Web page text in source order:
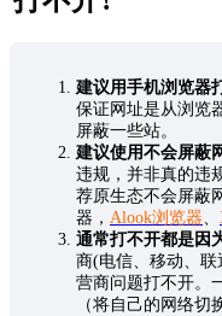
建议用手机浏览器
保证网址是从浏览
屏蔽一些站。
建议使用不会屏蔽
违规，并非真的违
荐原生态不会屏蔽
器， Alook浏览器、
通常打不开都是因
商(电信、移动、
营商问题打不开。
（将自己的网络